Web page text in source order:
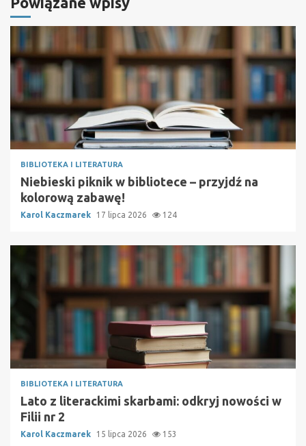
BIBLIOTEKA I LITERATURA
Niebieski piknik w bibliotece – przyjdź na
kolorową zabawę!
Karol Kaczmarek 17 lipca 2026 124
BIBLIOTEKA I LITERATURA
Lato z literackimi skarbami: odkryj nowości w
Filii nr 2
Karol Kaczmarek 15 lipca 2026 153